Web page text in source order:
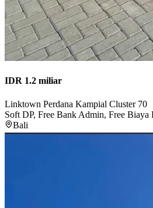
IDR 1.2 miliar
Linktown Perdana Kampial Cluster 70
Soft DP, Free Bank Admin, Free
Bali